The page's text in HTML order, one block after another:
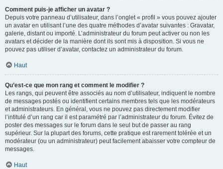
Comment puis-je afficher un avatar ?
Depuis votre panneau d’utilisateur, dans l’onglet « profil » vous pouvez ajouter
un avatar en utilisant l’une des quatre méthodes d’avatar suivantes : Gravatar,
galerie, distant ou importé. L’administrateur du forum peut activer ou non les
avatars et décider de la manière dont ils sont mis à disposition. Si vous ne
pouvez pas utiliser d’avatar, contactez un administrateur du forum.
Haut
Qu’est-ce que mon rang et comment le modifier ?
Les rangs, qui peuvent être associés au nom d’utilisateur, indiquent le nombre
de messages postés ou identifient certains membres tels que les modérateurs
et administrateurs. En général, vous ne pouvez pas directement modifier
l’intitulé d’un rang car il est paramétré par l’administrateur du forum. Évitez de
poster des messages sur le forum dans le seul but de passer au rang
supérieur. Sur la plupart des forums, cette pratique est rarement tolérée et un
modérateur (ou un administrateur) peut facilement abaisser votre compteur de
messages.
Haut